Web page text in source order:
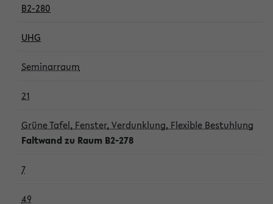
B2-280
UHG
Seminarraum
21
Grüne Tafel, Fenster, Verdunklung, Flexible Bestuhlung
Faltwand zu Raum B2-278
7
49